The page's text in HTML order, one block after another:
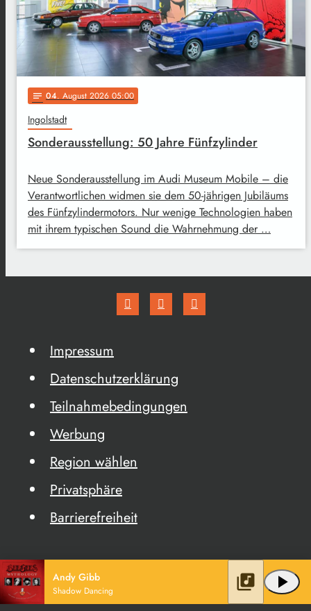
notes 04. August 2026 05:00
Ingolstadt
Sonderausstellung: 50 Jahre Fünfzylinder
Neue Sonderausstellung im Audi Museum Mobile – die
Verantwortlichen widmen sie dem 50-jährigen Jubiläums
des Fünfzylindermotors. Nur wenige Technologien haben
mit ihrem typischen Sound die Wahrnehmung der …
Impressum
Datenschutzerklärung
Teilnahmebedingungen
Werbung
Region wählen
Privatsphäre
Barrierefreiheit
Andy Gibb
Shadow Dancing play_arrow
library_music